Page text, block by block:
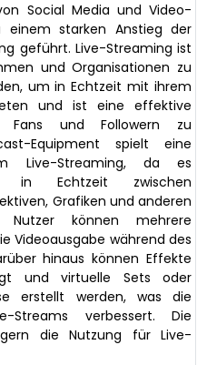
Social Media und Video-
einem starken Anstieg der
geführt. Live-Streaming ist
und Organisationen zu
um in Echtzeit mit ihrem
und ist eine effektive
Fans und Followern zu
Equipment spielt eine
Live-Streaming, da es
in Echtzeit zwischen
Grafiken und anderen
Nutzer können mehrere
Videoausgabe während des
hinaus können Effekte
und virtuelle Sets oder
erstellt werden, was die
Streams verbessert. Die
die Nutzung für Live-